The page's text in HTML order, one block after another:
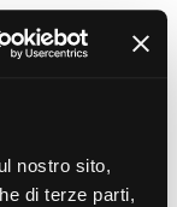
nostro sito,
di terze parti,